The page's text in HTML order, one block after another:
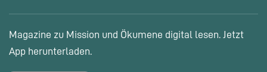
Magazine zu Mission und Ökumene digital lesen. Jetzt
App herunterladen.